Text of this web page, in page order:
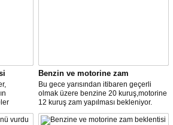
Benzin ve motorine zam
Bu gece yarısından itibaren geçerli
olmak üzere benzine 20 kuruş,motorine
12 kuruş zam yapılması bekleniyor.